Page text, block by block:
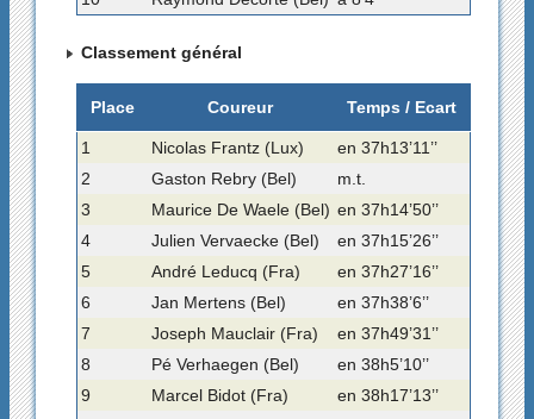
Classement général
Place Coureur Temps / Ecart
1 Nicolas Frantz (Lux)
en 37h13’11’’
2
Gaston Rebry (Bel)
m.t.
3
Maurice De Waele (Bel) en 37h14’50’’
4
Julien Vervaecke (Bel)
en 37h15’26’’
5
André Leducq (Fra)
en 37h27’16’’
6
Jan Mertens (Bel)
en 37h38’6’’
7
Joseph Mauclair (Fra)
en 37h49’31’’
8
Pé Verhaegen (Bel)
en 38h5’10’’
9
Marcel Bidot (Fra)
en 38h17’13’’